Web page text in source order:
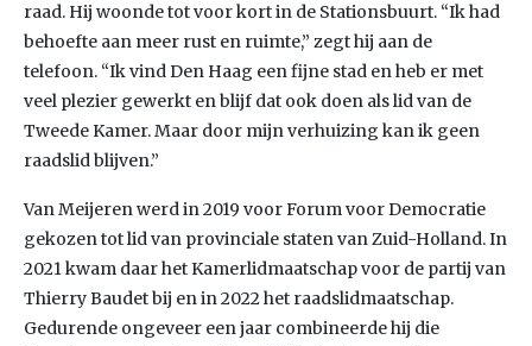
raad. Hij woonde tot voor kort in de Stationsbuurt. “Ik had
behoefte aan meer rust en ruimte,” zegt hij aan de
telefoon. “Ik vind Den Haag een fijne stad en heb er met
veel plezier gewerkt en blijf dat ook doen als lid van de
Tweede Kamer. Maar door mijn verhuizing kan ik geen
raadslid blijven.”
Van Meijeren werd in 2019 voor Forum voor Democratie
gekozen tot lid van provinciale staten van Zuid-Holland. In
2021 kwam daar het Kamerlidmaatschap voor de partij van
Thierry Baudet bij en in 2022 het raadslidmaatschap.
Gedurende ongeveer een jaar combineerde hij die